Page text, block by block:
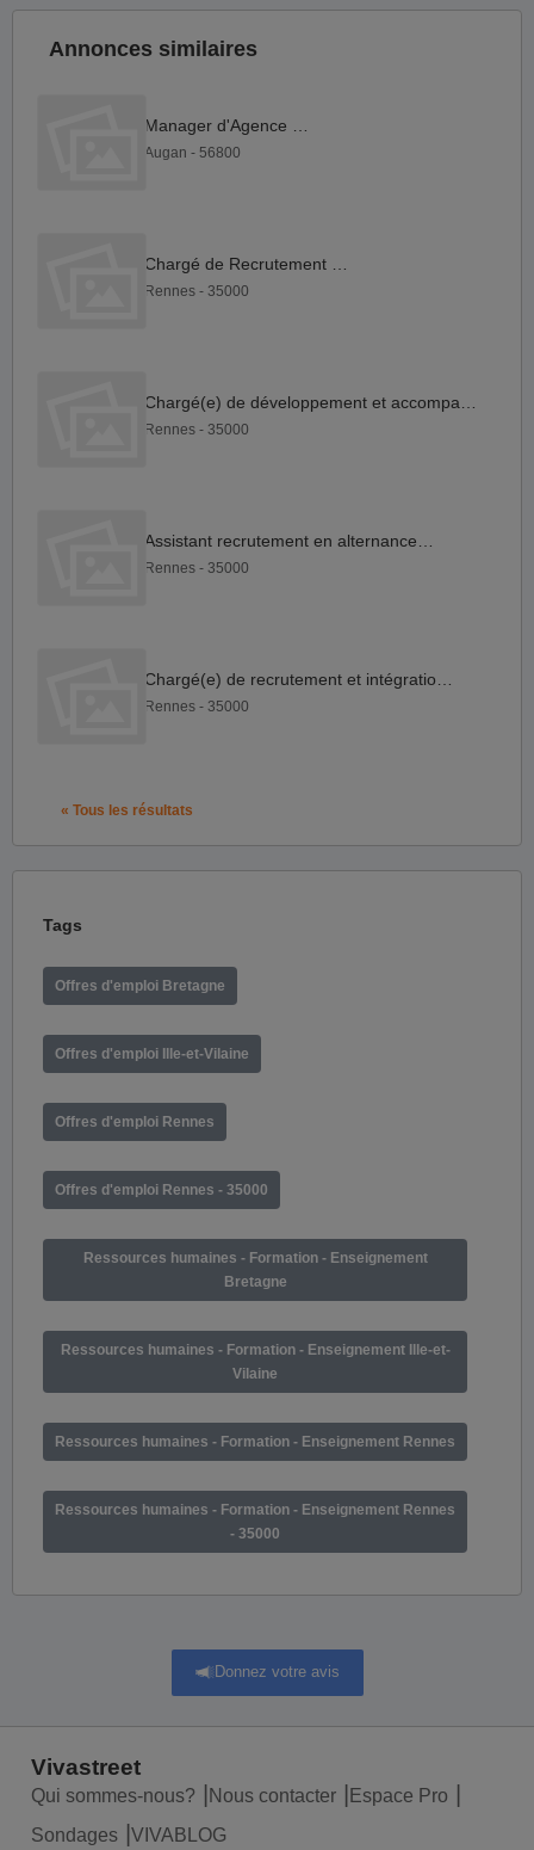
Annonces similaires
Augan - 56800
Rennes - 35000
Rennes - 35000
Rennes - 35000
Rennes - 35000
« Tous les résultats
Tags
Offres d'emploi Bretagne
Offres d'emploi Ille-et-Vilaine
Offres d'emploi Rennes
Offres d'emploi Rennes - 35000
Ressources humaines - Formation - Enseignement
Bretagne
Ressources humaines - Formation - Enseignement Ille-et-
Vilaine
Ressources humaines - Formation - Enseignement Rennes
Ressources humaines - Formation - Enseignement Rennes
- 35000
Donnez votre avis
Vivastreet
Qui sommes-nous? Nous contacter
Espace Pro
Sondages
VIVABLOG